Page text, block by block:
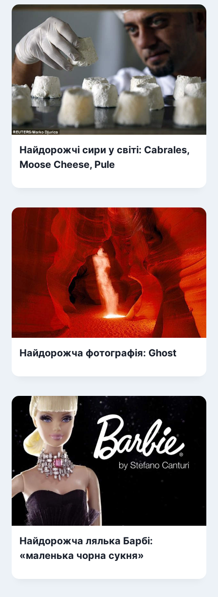
Найдорожчі сири у світі: Cabrales,
Moose Cheese, Pule
Найдорожча фотографія: Ghost
Найдорожча лялька Барбі:
«маленька чорна сукня»